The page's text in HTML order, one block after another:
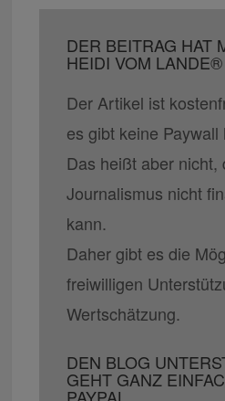
DER BEITRAG HAT
HEIDI VOM
Der Artikel ist
es gibt keine Paywall
Das heißt aber nicht,
Journalismus nicht
kann.
Daher gibt es die
freiwilligen
Wertschätzung.
DEN BLOG
GEHT GANZ